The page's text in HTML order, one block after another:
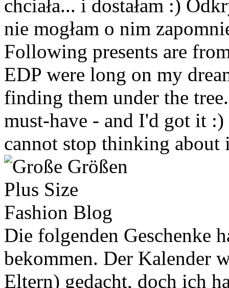
chciała... i dostałam :)
nie mogłam o nim
Following presents are
EDP were long on my
finding them under the
must-have - and I'd got it
cannot stop thinking
Die folgenden Geschenke
bekommen. Der Kalender
Eltern) gedacht, doch ich